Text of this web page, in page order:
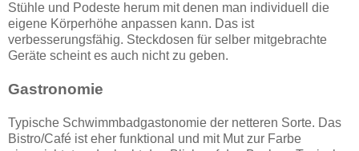
Stühle und Podeste herum mit denen man individuell die
eigene Körperhöhe anpassen kann. Das ist
verbesserungsfähig. Steckdosen für selber mitgebrachte
Geräte scheint es auch nicht zu geben.
Gastronomie
Typische Schwimmbadgastonomie der netteren Sorte. Das
Bistro/Café ist eher funktional und mit Mut zur Farbe